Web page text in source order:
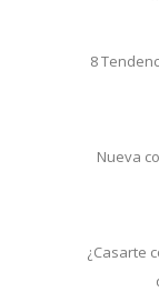
8
Nueva
¿Casarte